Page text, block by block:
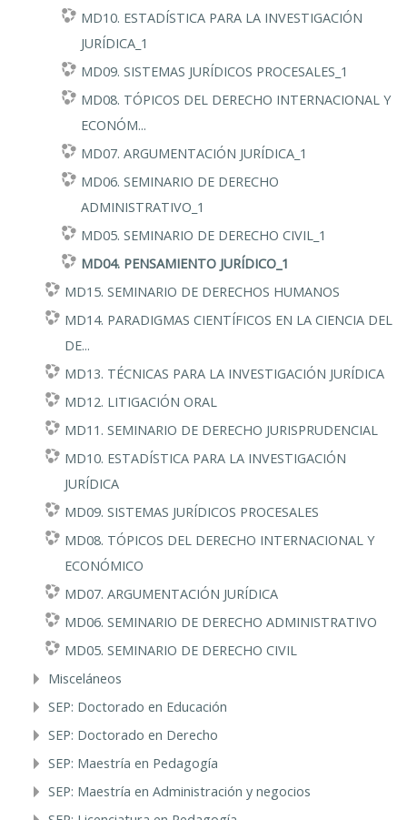
MD10. ESTADÍSTICA PARA LA INVESTIGACIÓN
JURÍDICA_1
MD09. SISTEMAS JURÍDICOS PROCESALES_1
MD08. TÓPICOS DEL DERECHO INTERNACIONAL Y
ECONÓM...
MD07. ARGUMENTACIÓN JURÍDICA_1
MD06. SEMINARIO DE DERECHO
ADMINISTRATIVO_1
MD05. SEMINARIO DE DERECHO CIVIL_1
MD04. PENSAMIENTO JURÍDICO_1
MD15. SEMINARIO DE DERECHOS HUMANOS
MD14. PARADIGMAS CIENTÍFICOS EN LA CIENCIA DEL
DE...
MD13. TÉCNICAS PARA LA INVESTIGACIÓN JURÍDICA
MD12. LITIGACIÓN ORAL
MD11. SEMINARIO DE DERECHO JURISPRUDENCIAL
MD10. ESTADÍSTICA PARA LA INVESTIGACIÓN
JURÍDICA
MD09. SISTEMAS JURÍDICOS PROCESALES
MD08. TÓPICOS DEL DERECHO INTERNACIONAL Y
ECONÓMICO
MD07. ARGUMENTACIÓN JURÍDICA
MD06. SEMINARIO DE DERECHO ADMINISTRATIVO
MD05. SEMINARIO DE DERECHO CIVIL
Misceláneos
SEP: Doctorado en Educación
SEP: Doctorado en Derecho
SEP: Maestría en Pedagogía
SEP: Maestría en Administración y negocios